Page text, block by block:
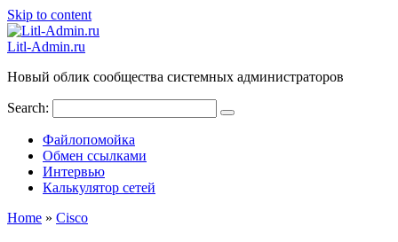
Skip to content
Litl-Admin.ru
Новый облик сообщества системных администраторов
Search:
Файлопомойка
Обмен ссылками
Интервью
Калькулятор сетей
Home » Cisco